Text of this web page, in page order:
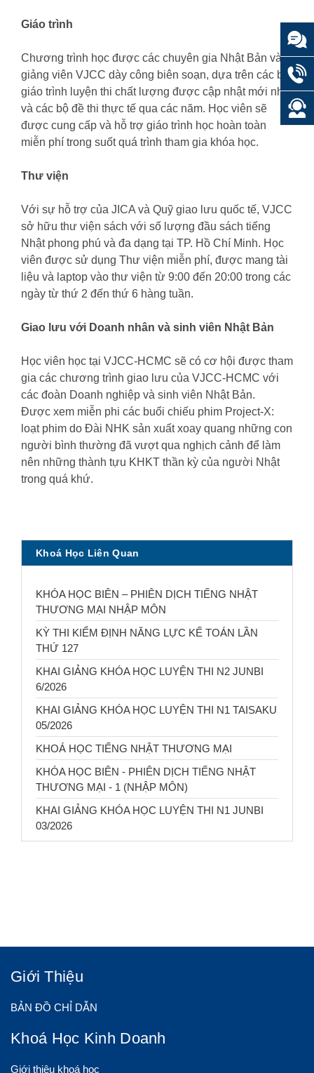
Giáo trình
Chương trình học được các chuyên gia Nhật Bản và
giảng viên VJCC dày công biên soạn, dựa trên các bộ
giáo trình luyện thi chất lượng được cập nhật mới nhất
và các bộ đề thi thực tế qua các năm. Học viên sẽ
được cung cấp và hỗ trợ giáo trình học hoàn toàn
miễn phí trong suốt quá trình tham gia khóa học.
Thư viện
Với sự hỗ trợ của JICA và Quỹ giao lưu quốc tế, VJCC
sở hữu thư viện sách với số lượng đầu sách tiếng
Nhật phong phú và đa dạng tại TP. Hồ Chí Minh. Học
viên được sử dụng Thư viện miễn phí, được mang tài
liệu và laptop vào thư viện từ 9:00 đến 20:00 trong các
ngày từ thứ 2 đến thứ 6 hàng tuần.
Giao lưu với Doanh nhân và sinh viên Nhật Bản
Học viên học tại VJCC-HCMC sẽ có cơ hội được tham
gia các chương trình giao lưu của VJCC-HCMC với
các đoàn Doanh nghiệp và sinh viên Nhật Bản.
Được xem miễn phi các buổi chiếu phim Project-X:
loạt phim do Đài NHK sản xuất xoay quang những con
người bình thường đã vượt qua nghịch cảnh để làm
nên những thành tựu KHKT thần kỳ của người Nhật
trong quá khứ.
Khoá Học Liên Quan
KHÓA HỌC BIÊN – PHIÊN DỊCH TIẾNG NHẬT
THƯƠNG MẠI NHẬP MÔN
KỲ THI KIỂM ĐỊNH NĂNG LỰC KẾ TOÁN LẦN
THỨ 127
KHAI GIẢNG KHÓA HỌC LUYỆN THI N2 JUNBI
6/2026
KHAI GIẢNG KHÓA HỌC LUYỆN THI N1 TAISAKU
05/2026
KHOÁ HỌC TIẾNG NHẬT THƯƠNG MẠI
KHÓA HỌC BIÊN - PHIÊN DỊCH TIẾNG NHẬT
THƯƠNG MẠI - 1 (NHẬP MÔN)
KHAI GIẢNG KHÓA HỌC LUYỆN THI N1 JUNBI
03/2026
Giới Thiệu
BẢN ĐỒ CHỈ DẪN
Khoá Học Kinh Doanh
Giới thiệu khoá học